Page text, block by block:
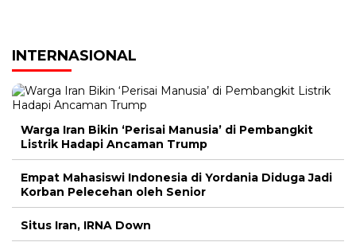
Situs Iran, IRNA Down
Ramadhan, Pengkhianatan, Rudal: Catatan
Hubungan Iran – Amerika
Jutaan Warga Iran Turun ke Jalan Usai Kematian
Ayatollah Ali Khamenei
Prabowo Sapa Anak-Anak Indonesia di Jeddah,
Titip Pesan: Belajar yang Baik
Prabowo Tiba di Jeddah, Disambut Pejabat Arab